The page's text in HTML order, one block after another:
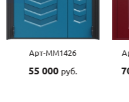
Арт-ММ1227
70 000руб.
Арт-
35